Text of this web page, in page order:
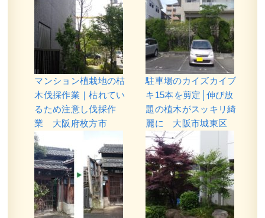
マンション植栽地の枯
木伐採作業｜枯れてい
るため注意し伐採作
業 大阪府枚方市
駐車場のカイズカイブ
キ15本を剪定│伸び放
題の植木がスッキリ綺
麗に 大阪市城東区